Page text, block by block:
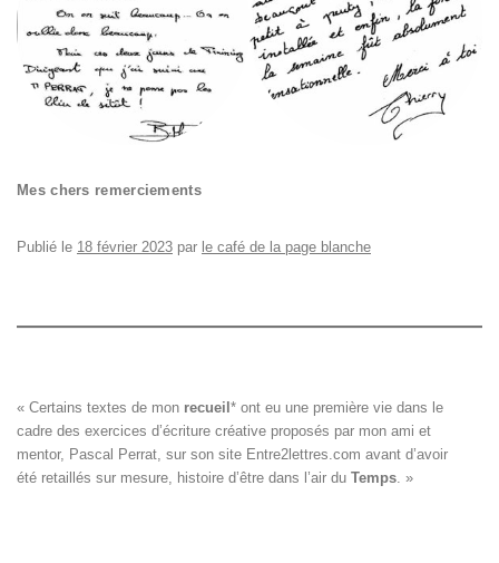
Mes chers remerciements
Publié le 18 février 2023 par le café de la page blanche
« Certains textes de mon recueil * ont eu une première vie dans le
cadre des exercices d’écriture créative proposés par mon ami et
mentor, Pascal Perrat, sur son site Entre2lettres.com avant d’avoir
été retaillés sur mesure, histoire d’être dans l’air du Temps. »